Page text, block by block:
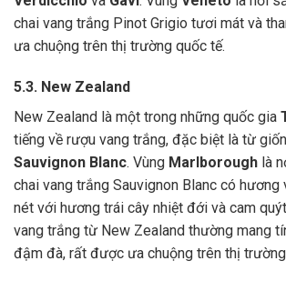
chai vang trắng Pinot Grigio tươi mát và
ưa chuộng trên thị trường quốc tế.
5.3. New Zealand
New Zealand là một trong những quốc gia
tiếng về rượu vang trắng, đặc biệt là từ
Sauvignon Blanc. Vùng Marlborough là
chai vang trắng Sauvignon Blanc có
nét với hương trái cây nhiệt đới và cam
vang trắng từ New Zealand thường mang
đậm đà, rất được ưa chuộng trên thị